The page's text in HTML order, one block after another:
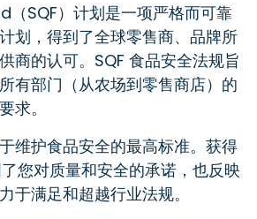
SQF）计划是一项严格而可靠
划，得到了全球零售商、品牌所
商的认可。SQF 食品安全法规旨
有部门（从农场到零售商店）的
求。
维护食品安全的最高标准。获得
您对质量和安全的承诺，也反映
于满足和超越行业法规。